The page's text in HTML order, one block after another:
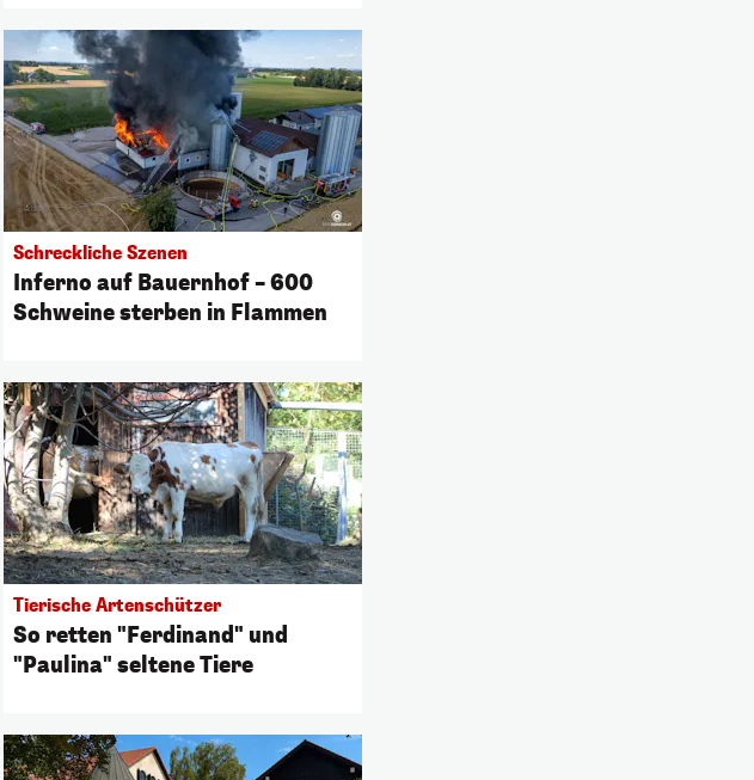
Schreckliche Szenen
Inferno auf Bauernhof – 600
Schweine sterben in Flammen
Tierische Artenschützer
So retten "Ferdinand" und
"Paulina" seltene Tiere